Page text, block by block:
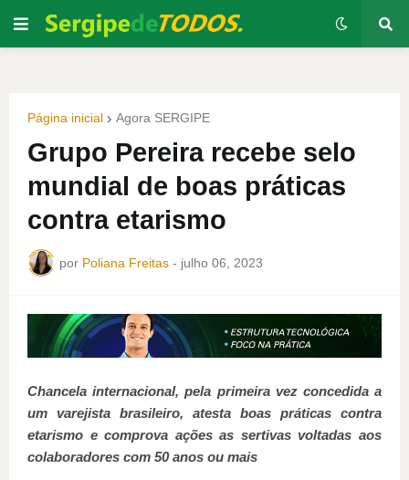
Página inicial Agora SERGIPE
Grupo Pereira recebe selo
mundial de boas práticas
contra etarismo
por Poliana Freitas - julho 06, 2023
Chancela internacional, pela primeira vez concedida a
um varejista brasileiro, atesta boas práticas contra
etarismo e comprova ações as sertivas voltadas aos
colaboradores com 50 anos ou mais